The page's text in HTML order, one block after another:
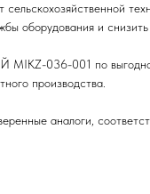
оборудования и
036-001 по выгодной
производства.
аналоги,